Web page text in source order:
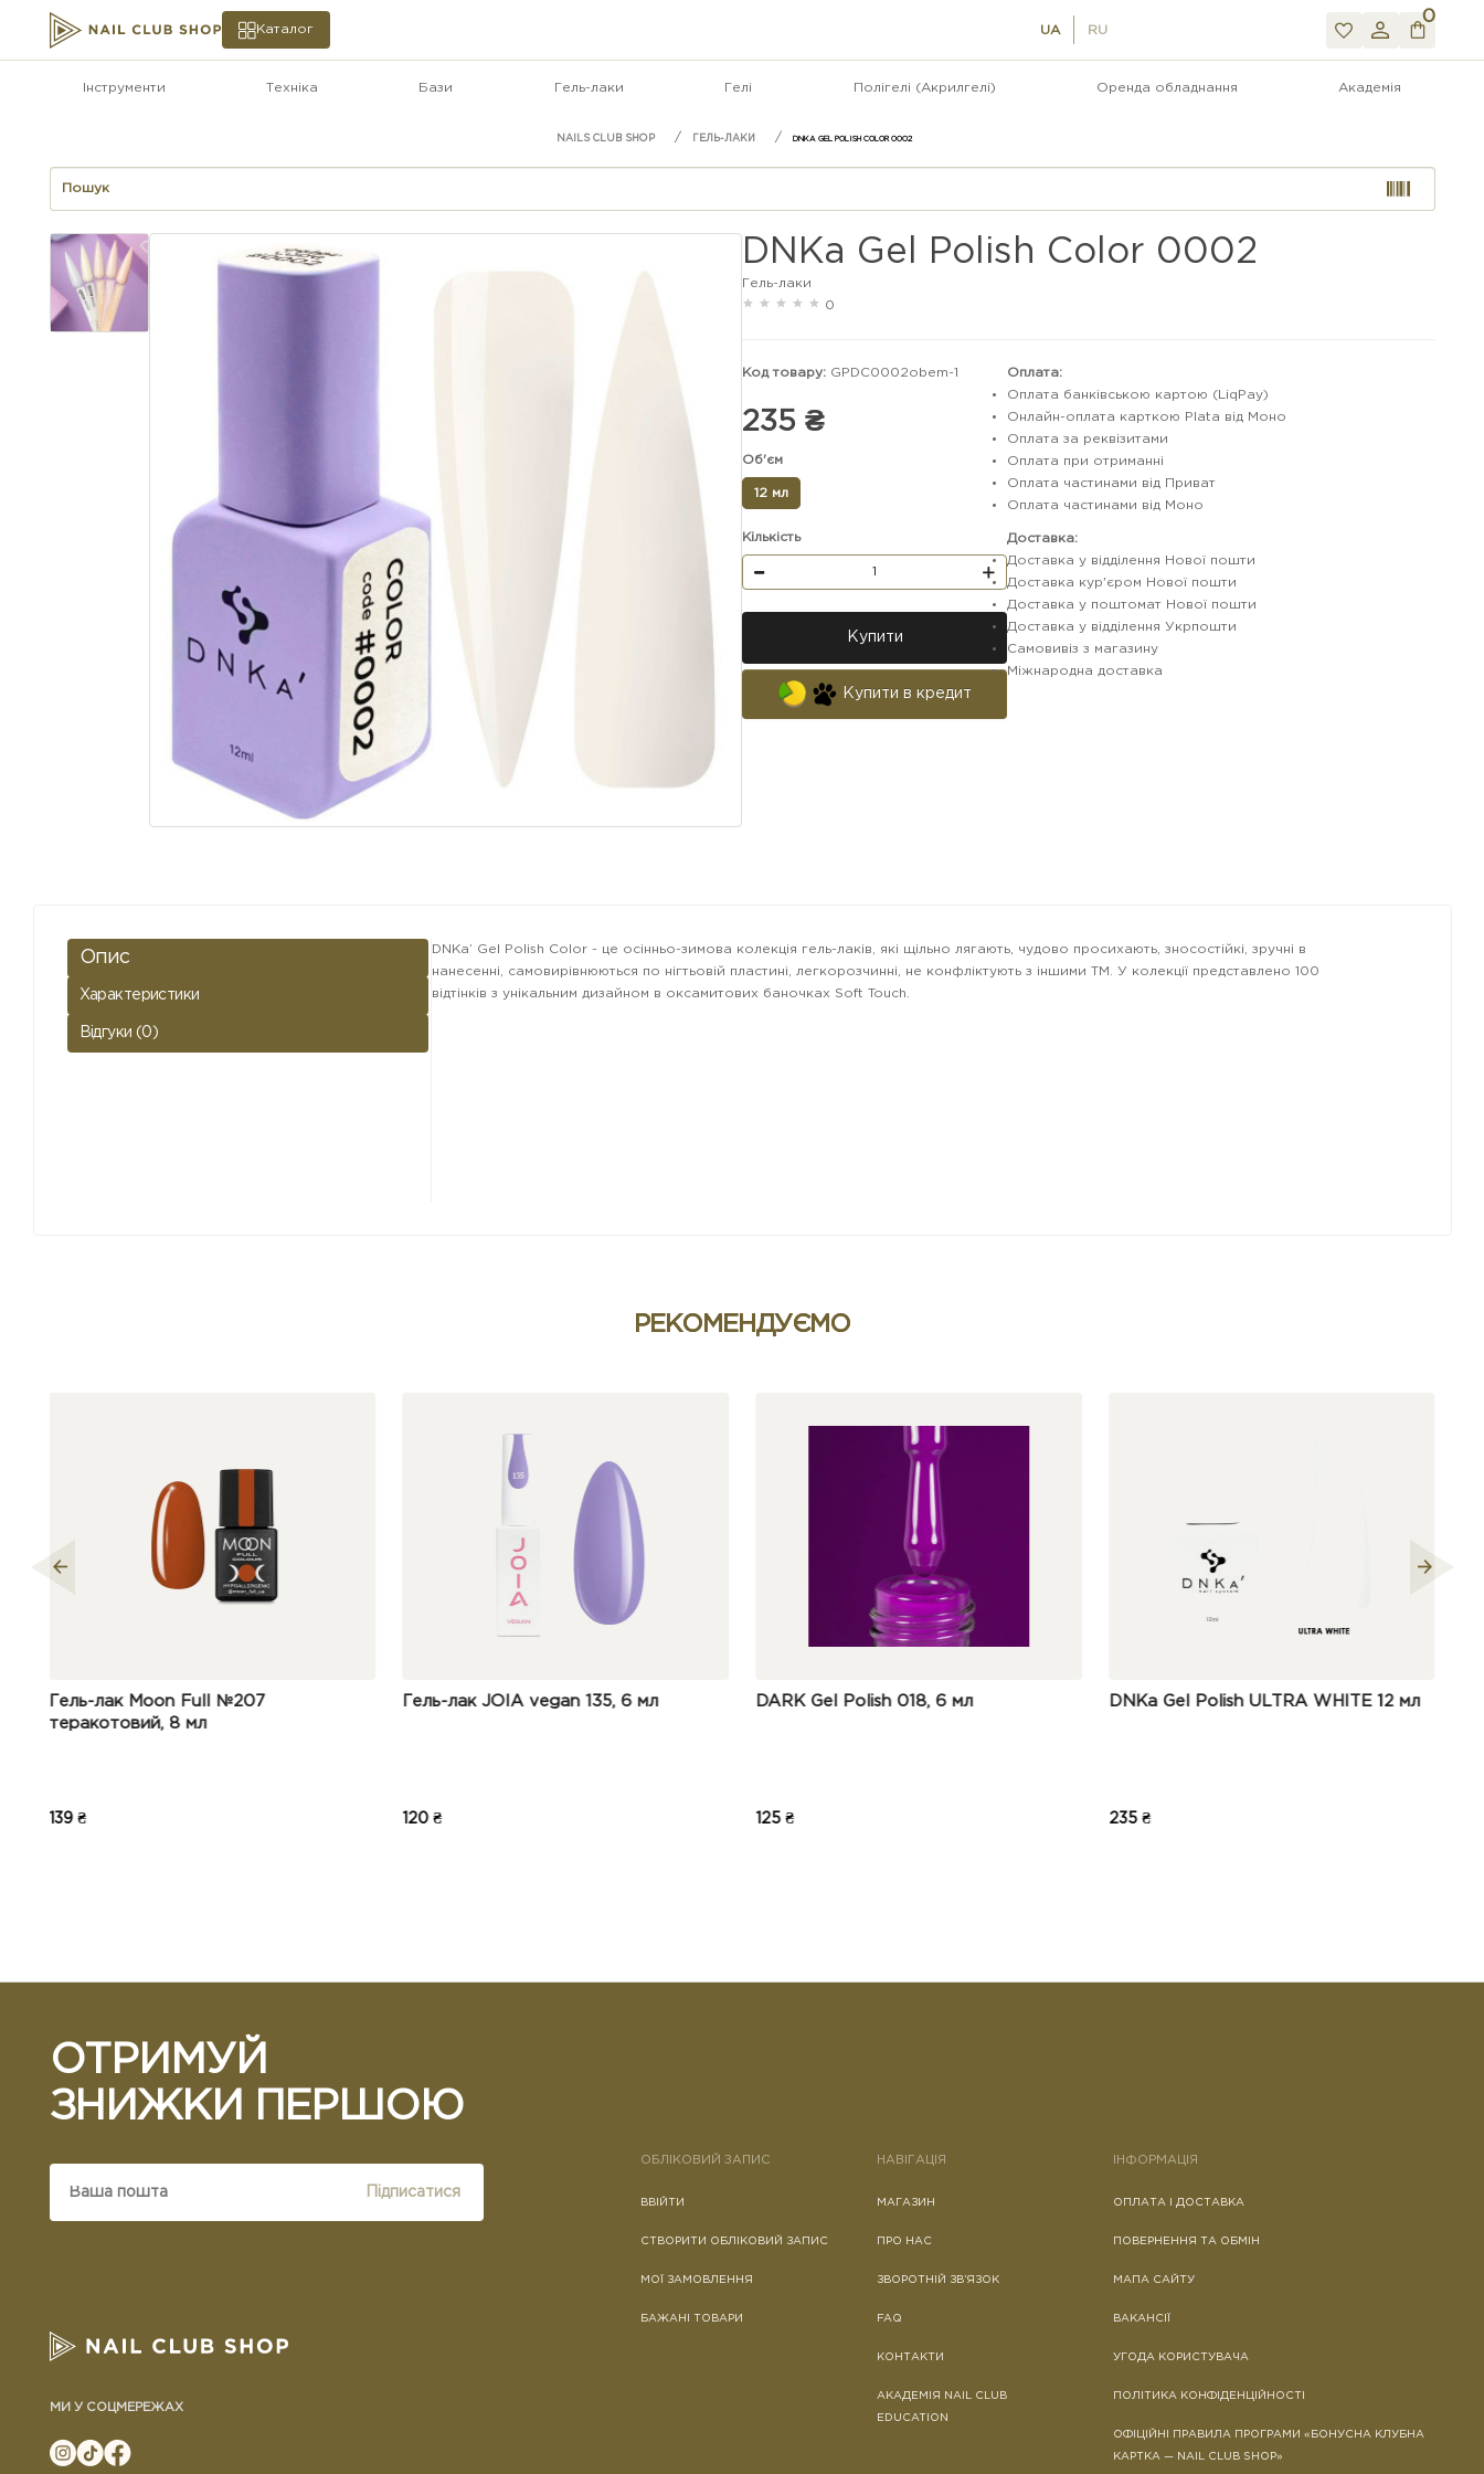
Каталог UA RU
0
Інструменти Техніка Бази Гель-лаки Гелі Полігелі (Акрилгелі) Оренда обладнання Академія
ГЕЛЬ-ЛАКИ DNKA GEL POLISH COLOR 0002
DNKa Gel Polish Color 0002
Гель-лаки
0
Код товару: GPDС0002obem-1
235 ₴
Об'єм
12 мл
Кількість
Купити
Купити в кредит
Оплата:
Оплата банківською картою (LiqPay)
Онлайн-оплата карткою Plata від Моно
Оплата за реквізитами
Оплата при отриманні
Оплата частинами від Приват
Оплата частинами від Моно
Доставка:
Доставка у відділення Нової пошти
Доставка кур'єром Нової пошти
Доставка у поштомат Нової пошти
Доставка у відділення Укрпошти
Самовивіз з магазину
Міжнародна доставка
Опис
Характеристики
Відгуки (0)
DNKa’ Gel Polish Color - це осінньо-зимова колекція гель-лаків, які щільно лягають, чудово просихають, зносостійкі, зручні в
нанесенні, самовирівнюються по нігтьовій пластині, легкорозчинні, не конфліктують з іншими ТМ. У колекції представлено 100
відтінків з унікальним дизайном в оксамитових баночках Soft Touch.
РЕКОМЕНДУЄМО
Гель-лак JOIA vegan 135, 6 мл DARK Gel Polish 018, 6 мл DNKa Gel Polish ULTRA WHITE 12 мл LUNA Гель-лак Color №81, 13
ОТРИМУЙ
ЗНИЖКИ ПЕРШОЮ
Підписатися
МИ У СОЦМЕРЕЖАХ
ОБЛІКОВИЙ ЗАПИС
ВВІЙТИ
СТВОРИТИ ОБЛІКОВИЙ ЗАПИС
МОЇ ЗАМОВЛЕННЯ
БАЖАНІ ТОВАРИ
НАВІГАЦІЯ
МАГАЗИН
ПРО НАС
ЗВОРОТНІЙ ЗВ’ЯЗОК
FAQ
КОНТАКТИ
АКАДЕМІЯ NAIL CLUB
EDUCATION
ІНФОРМАЦІЯ
ОПЛАТА І ДОСТАВКА
ПОВЕРНЕННЯ ТА ОБМІН
МАПА САЙТУ
ВАКАНСІЇ
УГОДА КОРИСТУВАЧА
ПОЛІТИКА КОНФІДЕНЦІЙНОСТІ
ОФІЦІЙНІ ПРАВИЛА ПРОГРАМИ «БОНУСНА КЛУБНА
КАРТКА — NAIL CLUB SHOP»